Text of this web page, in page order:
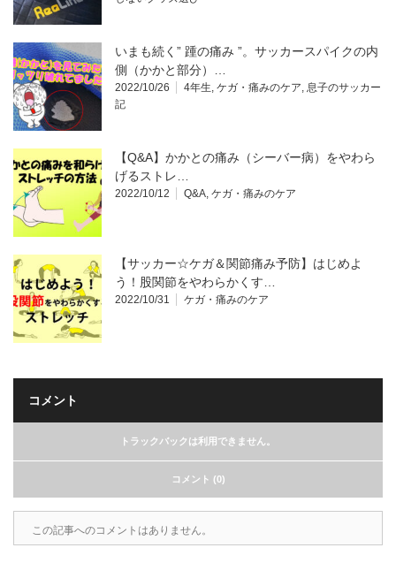
いまも続く” 踵の痛み ”。サッカースパイクの内
側（かかと部分）…
2022/10/26 4年生, ケガ・痛みのケア, 息子のサッカー
記
【Q&A】かかとの痛み（シーバー病）をやわら
げるストレ…
2022/10/12 Q&A, ケガ・痛みのケア
【サッカー☆ケガ＆関節痛み予防】はじめよ
う！股関節をやわらかくす…
2022/10/31 ケガ・痛みのケア
コメント
トラックバックは利用できません。
コメント (0)
この記事へのコメントはありません。